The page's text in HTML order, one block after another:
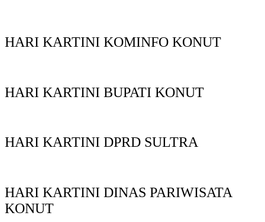
HARI KARTINI KOMINFO KONUT
HARI KARTINI BUPATI KONUT
HARI KARTINI DPRD SULTRA
HARI KARTINI DINAS PARIWISATA
KONUT